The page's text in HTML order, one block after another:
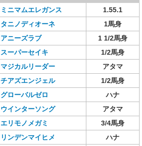
ミニマムエレガンス
1.55.1
タニノディオーネ
1馬身
アニーズラブ
1 1/2馬身
スーパーセイキ
1/2馬身
マジカルリーダー
アタマ
チアズエンジェル
1/2馬身
グローバルゼロ
ハナ
ウインターソング
アタマ
エリモノメガミ
3/4馬身
リンデンマイヒメ
ハナ